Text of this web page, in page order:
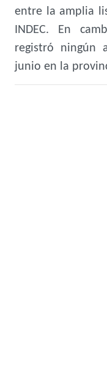
entre la amplia
INDEC. En
registró ningún
junio en la